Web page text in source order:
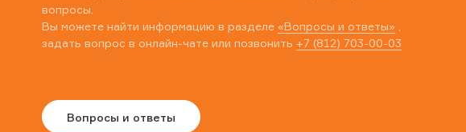
вопросы.
Вы можете найти информацию в разделе «Вопросы и ответы»
задать вопрос в онлайн-чате или позвонить +7 (812) 703-00-03
Вопросы и ответы